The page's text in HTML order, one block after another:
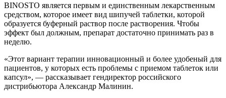
BINOSTO является первым и единственным лекарственным
средством, которое имеет вид шипучей таблетки, которой
образуется буферный раствор после растворения. Чтобы
эффект был должным, препарат достаточно принимать раз в
неделю.
«Этот вариант терапии инновационный и более удобеный для
пациентов, у которых есть проблемы с приемом таблеток или
капсул», — рассказывает гендиректор российского
дистрибьютора Александр Малинин.